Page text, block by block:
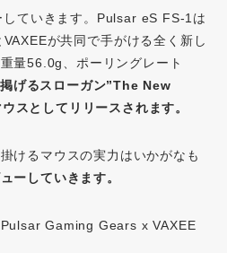
ていきます。Pulsar eS FS-1は
が共同で手がける全く新し
量56.0g、ポーリングレート
げるスローガン”The New
スとしてリリースされます。
けるマウスの実力はいかがなも
ーしていきます。
Gaming Gears x VAXEE